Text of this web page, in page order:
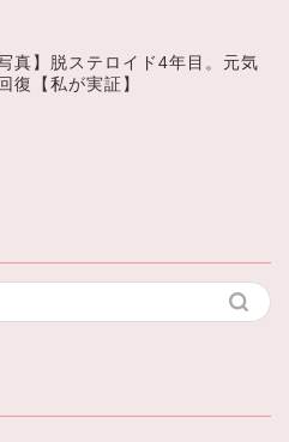
写真】脱ステロイド4年目。元気
復【私が実証】